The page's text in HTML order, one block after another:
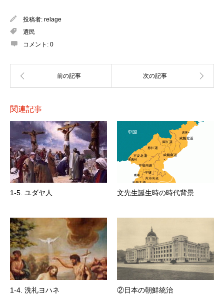
投稿者: relage
選民
コメント: 0
関連記事
1-5. ユダヤ人 文先生誕生時の時代背景
1-4. 洗礼ヨハネ ②日本の朝鮮統治